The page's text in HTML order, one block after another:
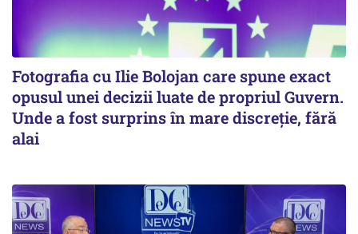
Fotografia cu Ilie Bolojan care spune exact
opusul unei decizii luate de propriul Guvern.
Unde a fost surprins în mare discreție, fără
alai